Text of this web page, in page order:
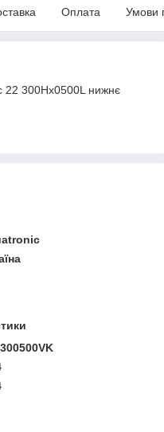
Оплата Умови
22 300Hх0500L нижнє